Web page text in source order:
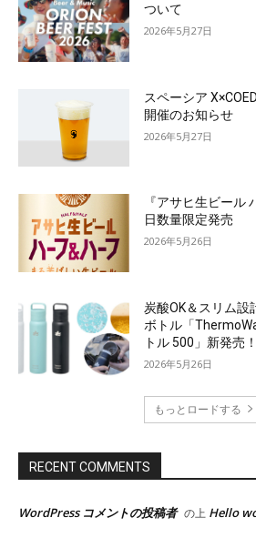
ついて
2026年5月27日
スペーシア
開催のお知らせ
2026年5月27日
『アサヒ生ビール
日数量限定発売
2026年5月26日
炭酸OK＆スリム設
ボトル「
トル 500」新発売！
2026年5月26日
もっとロードする
RECENT COMMENTS
WordPress コメントの投稿者 の上 Hello